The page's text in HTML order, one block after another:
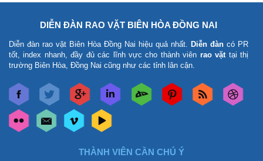
DIỄN ĐÀN RAO VẶT BIÊN HÒA ĐỒNG NAI
Diễn đàn rao vặt Biên Hòa Đồng Nai hiệu quả nhất. Diễn đàn có PR
tốt, index nhanh, đầy đủ các lĩnh vực cho thành viên rao vặttại thị
trường Biên Hòa, Đồng Nai cũng như các tỉnh lân cận.
THÀNH VIÊN CẦN CHÚ Ý